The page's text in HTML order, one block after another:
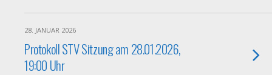
28. JANUAR 2026
Protokoll STV Sitzung am 28.01.2026,
19:00 Uhr